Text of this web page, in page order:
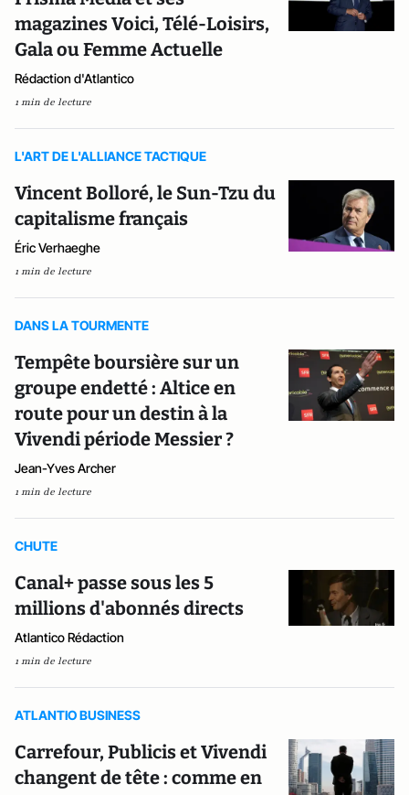
magazines Voici, Télé-Loisirs,
Gala ou Femme Actuelle
Rédaction d'Atlantico
1 min de lecture
L'ART DE L'ALLIANCE TACTIQUE
Vincent Bolloré, le Sun-Tzu du
capitalisme français
Éric Verhaeghe
1 min de lecture
DANS LA TOURMENTE
Tempête boursière sur un
groupe endetté : Altice en
route pour un destin à la
Vivendi période Messier ?
Jean-Yves Archer
1 min de lecture
CHUTE
Canal+ passe sous les 5
millions d'abonnés directs
Atlantico Rédaction
1 min de lecture
ATLANTIO BUSINESS
Carrefour, Publicis et Vivendi
changent de tête : comme en